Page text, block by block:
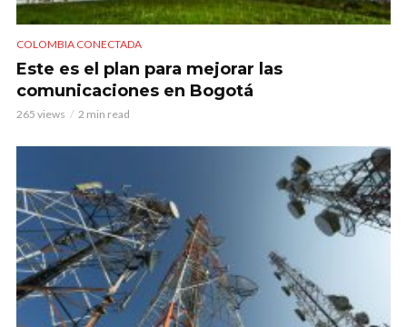
COLOMBIA CONECTADA
Este es el plan para mejorar las
comunicaciones en Bogotá
265 views 2 min read